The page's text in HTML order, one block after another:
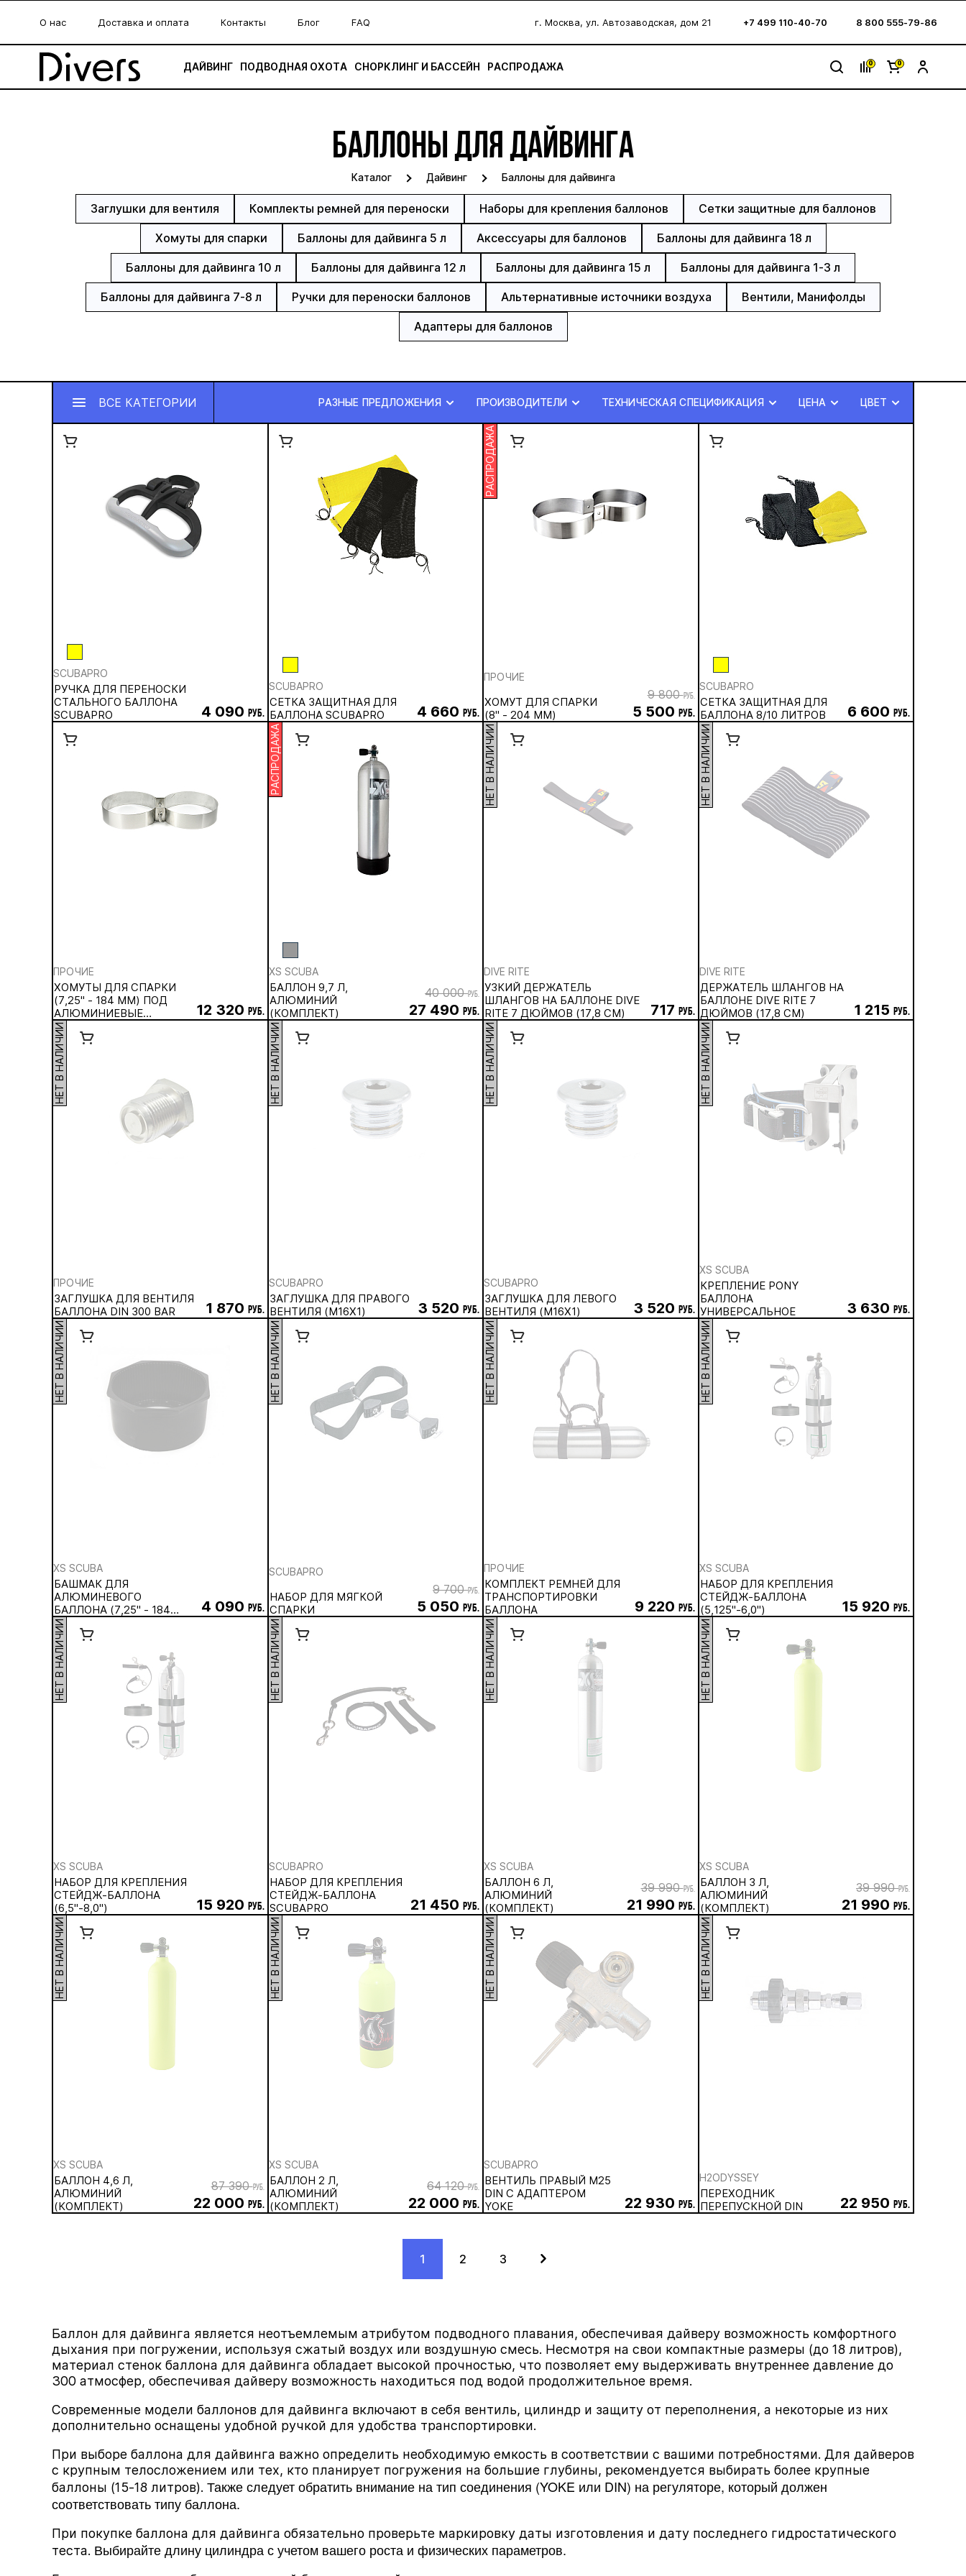
О нас Доставка и оплата Контакты Блог FAQ г. Москва, ул. Автозаводская, дом 21 +7 499 110-40-70 8 800 555-79-86
ДАЙВИНГ ПОДВОДНАЯ ОХОТА СНОРКЛИНГ И БАССЕЙН РАСПРОДАЖА 0 0
БАЛЛОНЫ ДЛЯ ДАЙВИНГА
Каталог Дайвинг Баллоны для дайвинга
Заглушки для вентиля Комплекты ремней для переноски Наборы для крепления баллонов Сетки защитные для баллонов
Хомуты для спарки Баллоны для дайвинга 5 л Аксессуары для баллонов Баллоны для дайвинга 18 л
Баллоны для дайвинга 10 л Баллоны для дайвинга 12 л Баллоны для дайвинга 15 л Баллоны для дайвинга 1-3 л
Баллоны для дайвинга 7-8 л Ручки для переноски баллонов Альтернативные источники воздуха Вентили, Манифолды
Адаптеры для баллонов
ВСЕ КАТЕГОРИИ РАЗНЫЕ ПРЕДЛОЖЕНИЯ ПРОИЗВОДИТЕЛИ ТЕХНИЧЕСКАЯ СПЕЦИФИКАЦИЯ ЦЕНА ЦВЕТ
SCUBAPRO
РУЧКА ДЛЯ ПЕРЕНОСКИ
CТАЛЬНОГО БАЛЛОНА
SCUBAPRO
4 090 руб.
SCUBAPRO
СЕТКА ЗАЩИТНАЯ ДЛЯ
БАЛЛОНА SCUBAPRO
4 660 руб.
РАСПРОДАЖА
ПРОЧИЕ
ХОМУТ ДЛЯ СПАРКИ
(8'' - 204 ММ)
9 800руб.
5 500 руб.
SCUBAPRO
СЕТКА ЗАЩИТНАЯ ДЛЯ
БАЛЛОНА 8/10 ЛИТРОВ
6 600 руб.
ПРОЧИЕ
ХОМУТЫ ДЛЯ СПАРКИ
(7,25" - 184 ММ) ПОД
АЛЮМИНИЕВЫЕ
БАЛЛОНЫ
12 320 руб.
РАСПРОДАЖА
XS SCUBA
БАЛЛОН 9,7 Л,
АЛЮМИНИЙ
(КОМПЛЕКТ)
40 000руб.
27 490 руб.
НЕТ В НАЛИЧИИ
DIVE RITE
УЗКИЙ ДЕРЖАТЕЛЬ
ШЛАНГОВ НА БАЛЛОНЕ DIVE
RITE 7 ДЮЙМОВ (17,8 СМ)
717 руб.
НЕТ В НАЛИЧИИ
DIVE RITE
ДЕРЖАТЕЛЬ ШЛАНГОВ НА
БАЛЛОНЕ DIVE RITE 7
ДЮЙМОВ (17,8 СМ)
1 215 руб.
НЕТ В НАЛИЧИИ
ПРОЧИЕ
ЗАГЛУШКА ДЛЯ ВЕНТИЛЯ
БАЛЛОНА DIN 300 BAR
1 870 руб.
НЕТ В НАЛИЧИИ
SCUBAPRO
ЗАГЛУШКА ДЛЯ ПРАВОГО
ВЕНТИЛЯ (М16Х1)
3 520 руб.
НЕТ В НАЛИЧИИ
SCUBAPRO
ЗАГЛУШКА ДЛЯ ЛЕВОГО
ВЕНТИЛЯ (М16Х1)
3 520 руб.
НЕТ В НАЛИЧИИ
XS SCUBA
КРЕПЛЕНИЕ PONY
БАЛЛОНА
УНИВЕРСАЛЬНОЕ
3 630 руб.
НЕТ В НАЛИЧИИ
XS SCUBA
БАШМАК ДЛЯ
АЛЮМИНЕВОГО
БАЛЛОНА (7,25'' - 184
ММ)
4 090 руб.
НЕТ В НАЛИЧИИ
SCUBAPRO
НАБОР ДЛЯ МЯГКОЙ
СПАРКИ
9 700руб.
5 050 руб.
НЕТ В НАЛИЧИИ
ПРОЧИЕ
КОМПЛЕКТ РЕМНЕЙ ДЛЯ
ТРАНСПОРТИРОВКИ
БАЛЛОНА
9 220 руб.
НЕТ В НАЛИЧИИ
XS SCUBA
НАБОР ДЛЯ КРЕПЛЕНИЯ
СТЕЙДЖ-БАЛЛОНА
(5,125''-6,0'')
15 920 руб.
НЕТ В НАЛИЧИИ
XS SCUBA
НАБОР ДЛЯ КРЕПЛЕНИЯ
СТЕЙДЖ-БАЛЛОНА
(6,5''-8,0'')
15 920 руб.
НЕТ В НАЛИЧИИ
SCUBAPRO
НАБОР ДЛЯ КРЕПЛЕНИЯ
СТЕЙДЖ-БАЛЛОНА
SCUBAPRO
21 450 руб.
НЕТ В НАЛИЧИИ
XS SCUBA
БАЛЛОН 6 Л,
АЛЮМИНИЙ
(КОМПЛЕКТ)
39 990руб.
21 990 руб.
НЕТ В НАЛИЧИИ
XS SCUBA
БАЛЛОН 3 Л,
АЛЮМИНИЙ
(КОМПЛЕКТ)
39 990руб.
21 990 руб.
НЕТ В НАЛИЧИИ
XS SCUBA
БАЛЛОН 4,6 Л,
АЛЮМИНИЙ
(КОМПЛЕКТ)
87 390руб.
22 000 руб.
НЕТ В НАЛИЧИИ
XS SCUBA
БАЛЛОН 2 Л,
АЛЮМИНИЙ
(КОМПЛЕКТ)
64 120руб.
22 000 руб.
НЕТ В НАЛИЧИИ
SCUBAPRO
ВЕНТИЛЬ ПРАВЫЙ M25
DIN С АДАПТЕРОМ
YOKE
22 930 руб.
НЕТ В НАЛИЧИИ
H2ODYSSEY
ПЕРЕХОДНИК
ПЕРЕПУСКНОЙ DIN
22 950 руб.
1 2 3
Баллон для дайвинга является неотъемлемым атрибутом подводного плавания, обеспечивая дайверу возможность комфортного
дыхания при погружении, используя сжатый воздух или воздушную смесь. Несмотря на свои компактные размеры (до 18 литров),
материал стенок баллона для дайвинга обладает высокой прочностью, что позволяет ему выдерживать внутреннее давление до
300 атмосфер, обеспечивая дайверу возможность находиться под водой продолжительное время.
Современные модели баллонов для дайвинга включают в себя вентиль, цилиндр и защиту от переполнения, а некоторые из них
дополнительно оснащены удобной ручкой для удобства транспортировки.
При выборе баллона для дайвинга важно определить необходимую емкость в соответствии с вашими потребностями. Для дайверов
с крупным телосложением или тех, кто планирует погружения на большие глубины, рекомендуется выбирать более крупные
баллоны (15-18 литров). Также следует обратить внимание на тип соединения (YOKE или DIN) на регуляторе, который должен
соответствовать типу баллона.
При покупке баллона для дайвинга обязательно проверьте маркировку даты изготовления и дату последнего гидростатического
теста. Выбирайте длину цилиндра с учетом вашего роста и физических параметров.